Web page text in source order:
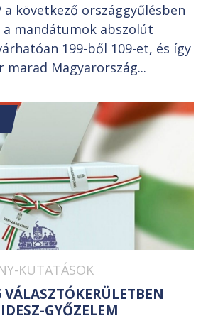
a következő országgyűlésben
a mandátumok abszolút
199-ből 109-et, és így
marad Magyarország...
KUTATÁSOK
VÁLASZTÓKERÜLETBEN
GYŐZELEM